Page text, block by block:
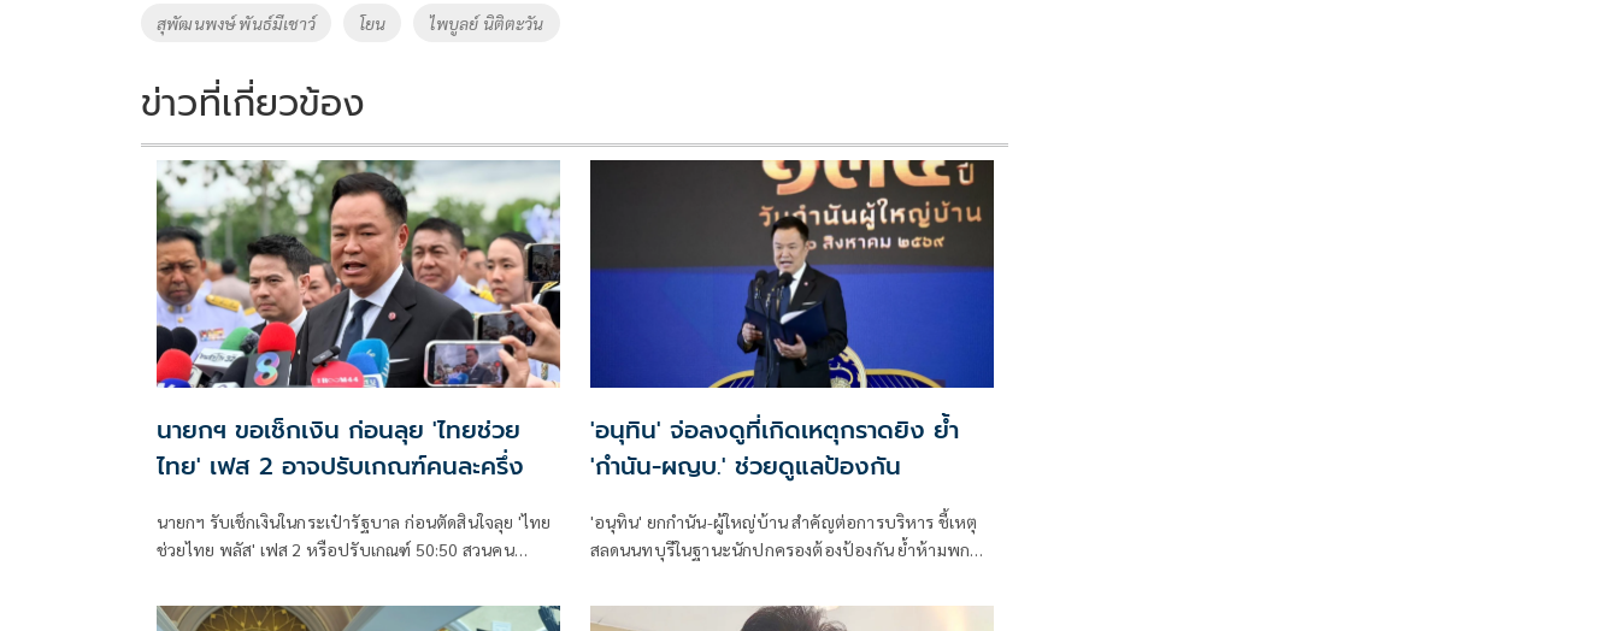
สุพัฒนพงษ์ พันธ์มีเชาว์ โยน ไพบูลย์ นิติตะวัน
ข่าวที่เกี่ยวข้อง
นายกฯ ขอเช็กเงิน ก่อนลุย 'ไทยช่วย
ไทย' เฟส 2 อาจปรับเกณฑ์คนละครึ่ง
นายกฯ รับเช็กเงินในกระเป๋ารัฐบาล ก่อนตัดสินใจลุย 'ไทย
ช่วยไทย พลัส' เฟส 2 หรือปรับเกณฑ์ 50:50 สวนคน
ยันสถานะคลังยังแข็งแรง
'อนุทิน' จ่อลงดูที่เกิดเหตุกราดยิง ย้ำ
'กำนัน-ผญบ.' ช่วยดูแลป้องกัน
'อนุทิน' ยกกำนัน-ผู้ใหญ่บ้าน สำคัญต่อการบริหาร ชี้เหตุ
สลดนนทบุรีในฐานะนักปกครองต้องป้องกัน ย้ำห้ามพกปืน
เตรียมรุดลงดูที่เกิดเหตุ